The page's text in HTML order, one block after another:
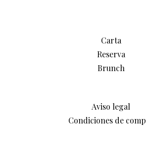
Carta
Reserva
Brunch
Aviso legal
Condiciones de